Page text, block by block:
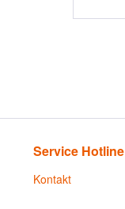
Service Hotline
Kontakt